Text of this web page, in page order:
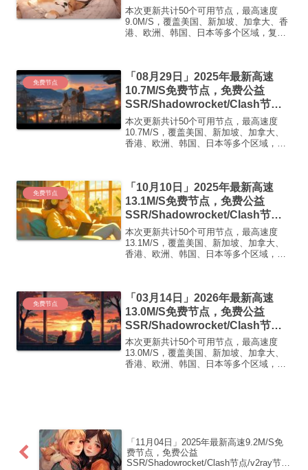
点/v2ray节点|免费订阅|免费梯子|
免费机场
本次更新共计50个可用节点，最高速度
9.0M/S，覆盖美国、新加坡、加拿大、香
港、欧洲、韩国、日本等多个区域，复制
免费节点
「08月29日」2025年最新高速
10.7M/S免费节点，免费公益
SSR/Shadowrocket/Clash节
点/v2ray节点|免费订阅|免费梯子
本次更新共计50个可用节点，最高速度
10.7M/S，覆盖美国、新加坡、加拿大、
香港、欧洲、韩国、日本等多个区域，复
免费节点
「10月10日」2025年最新高速
13.1M/S免费节点，免费公益
SSR/Shadowrocket/Clash节
点/v2ray节点|免费订阅|免费梯子
本次更新共计50个可用节点，最高速度
13.1M/S，覆盖美国、新加坡、加拿大、
香港、欧洲、韩国、日本等多个区域，复
免费节点
「03月14日」2026年最新高速
13.0M/S免费节点，免费公益
SSR/Shadowrocket/Clash节
点/v2ray节点|免费订阅|免费梯子|
免费机场
本次更新共计50个可用节点，最高速度
13.0M/S，覆盖美国、新加坡、加拿大、
香港、欧洲、韩国、日本等多个区域，复
「11月04日」2025年最新高速9.2M/S免
费节点，免费公益
SSR/Shadowrocket/Clash节点/v2ray节